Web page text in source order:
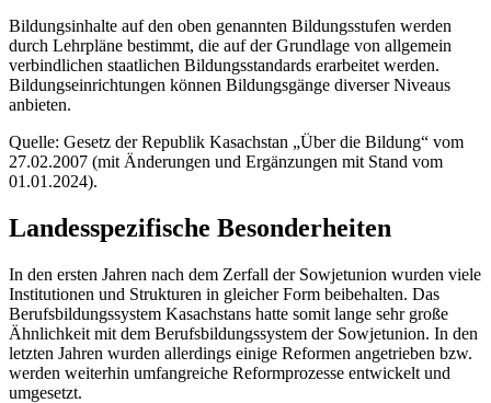
Bildungsinhalte auf den oben genannten Bildungsstufen werden
durch Lehrpläne bestimmt, die auf der Grundlage von allgemein
verbindlichen staatlichen Bildungsstandards erarbeitet werden.
Bildungseinrichtungen können Bildungsgänge diverser Niveaus
anbieten.
Quelle: Gesetz der Republik Kasachstan „Über die Bildung“ vom
27.02.2007 (mit Änderungen und Ergänzungen mit Stand vom
01.01.2024).
Landesspezifische Besonderheiten
In den ersten Jahren nach dem Zerfall der Sowjetunion wurden viele
Institutionen und Strukturen in gleicher Form beibehalten. Das
Berufsbildungssystem Kasachstans hatte somit lange sehr große
Ähnlichkeit mit dem Berufsbildungssystem der Sowjetunion. In den
letzten Jahren wurden allerdings einige Reformen angetrieben bzw.
werden weiterhin umfangreiche Reformprozesse entwickelt und
umgesetzt.